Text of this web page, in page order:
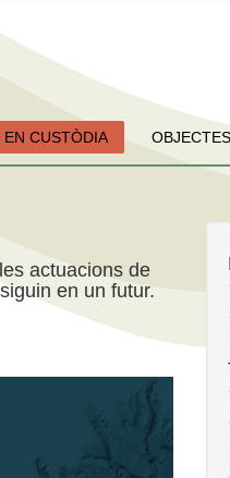
EN CUSTÒDIA OBJECTES
actuacions de
en un futur.